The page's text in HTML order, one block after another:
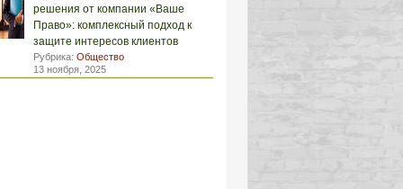
решения от компании «Ваше
Право»: комплексный подход к
защите интересов клиентов
Рубрика: Общество
13 ноября, 2025